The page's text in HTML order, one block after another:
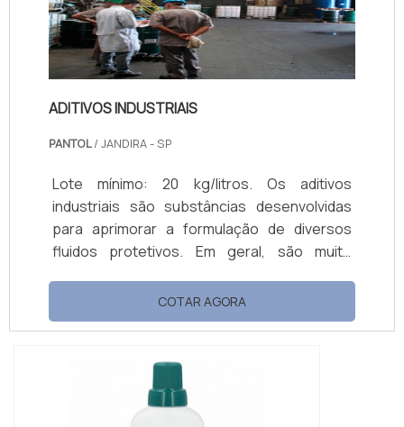
ADITIVOS INDUSTRIAIS
PANTOL/ JANDIRA - SP
Lote mínimo: 20 kg/litros. Os aditivos
industriais são substâncias desenvolvidas
para aprimorar a formulação de diversos
fluidos protetivos. Em geral, são muito
lubrificantes para proteger superfícies,
máquinas e ferramentas em diversos
para proteger um equipamento ou peça
contra corrosão, desgaste e agentes
específicos, exige propriedades únicas, por
COTAR AGORA